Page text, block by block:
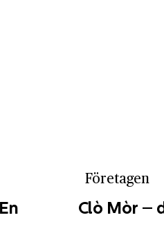
Företagen
Clò Mòr –